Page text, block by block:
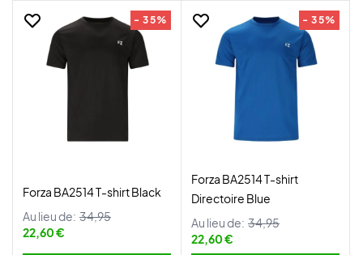
- 35%
Forza BA2514 T-shirt Black
Au lieu de: 34,95
22,60 €
- 35%
Forza BA2514 T-shirt
Directoire Blue
Au lieu de: 34,95
22,60 €